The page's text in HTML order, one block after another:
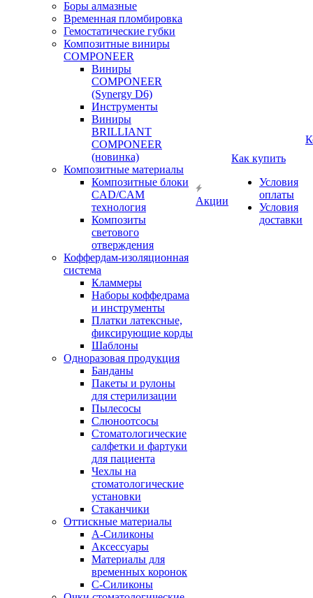
Боры алмазные
Временная пломбировка
Гемостатические губки
Композитные виниры
COMPONEER
Виниры
COMPONEER
(Synergy D6)
Инструменты
Виниры
BRILLIANT
COMPONEER
(новинка)
Композитные материалы
Композитные блоки
CAD/СAM
технология
Композиты
светового
отверждения
Коффердам-изоляционная
система
Кламмеры
Наборы коффедрама
и инструменты
Платки латексные,
фиксирующие корды
Шаблоны
Одноразовая продукция
Банданы
Пакеты и рулоны
для стерилизации
Пылесосы
Слюноотсосы
Стоматологические
салфетки и фартуки
для пациента
Чехлы на
стоматологические
установки
Стаканчики
Оттискные материалы
А-Силиконы
Аксессуары
Материалы для
временных коронок
С-Силиконы
Акции
Как купить
Условия
оплаты
Условия
доставки